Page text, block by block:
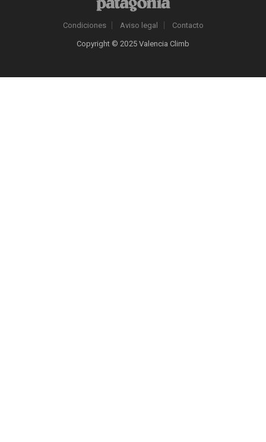
Condiciones Aviso legal Contacto
Copyright © 2025 Valencia Climb